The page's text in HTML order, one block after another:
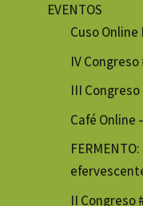
EVENTOS
Cuso
IV
III
Café Online
II Congreso